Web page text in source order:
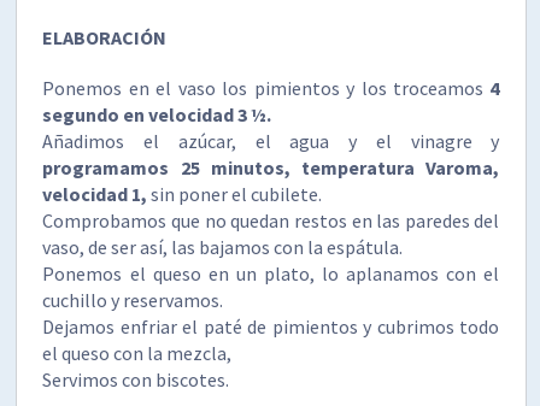
ELABORACIÓN
Ponemos en el vaso los pimientos y los troceamos 4
segundo en velocidad 3 ½.
Añadimos el azúcar, el agua y el vinagre y
programamos 25 minutos, temperatura Varoma,
velocidad 1, sin poner el cubilete.
Comprobamos que no quedan restos en las paredes del
vaso, de ser así, las bajamos con la espátula.
Ponemos el queso en un plato, lo aplanamos con el
cuchillo y reservamos.
Dejamos enfriar el paté de pimientos y cubrimos todo
el queso con la mezcla,
Servimos con biscotes.